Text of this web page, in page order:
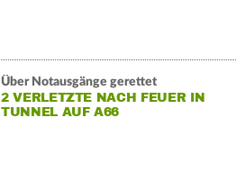
Über Notausgänge gerettet
2 VERLETZTE NACH FEUER IN
TUNNEL AUF A66